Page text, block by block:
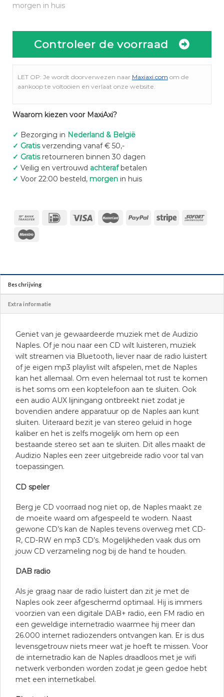
morgen in huis
Controleer de voorraad
LET OP: Je wordt doorverwezen naar Maxiaxi.com om de
aankoop te voltooien en verlaat onze website.
Waarom kiezen voor MaxiAxi?
✓ Bezorging in Nederland & België
✓ Gratisverzending vanaf € 50,-
✓ Gratisretourneren binnen 30 dagen
✓ Veilig en vertrouwd achterafbetalen
✓ Voor 22:00 besteld, morgenin huis
Beschrijving
Extra informatie
Geniet van je gewaardeerde muziek met de Audizio
Naples. Of je nou naar een CD wilt luisteren, muziek
wilt streamen via Bluetooth, liever naar de radio luistert
of je eigen mp3 playlist wilt afspelen, met de Naples
kan het allemaal. Om even helemaal tot rust te komen
is het soms om een koptelefoon aan te sluiten. Ook
een audio AUX lijningang ontbreekt niet zodat je
bovendien andere apparatuur op de Naples aan kunt
sluiten. Uiteraard bezit je van stereo geluid in hoge
kaliber en het is zelfs mogelijk om hem op een
bestaande stereo set aan te sluiten. Dit alles maakt de
Audizio Naples een zeer uitgebreide radio voor tal van
toepassingen.
CD speler
Berg je CD voorraad nog niet op, de Naples maakt ze
de moeite waard om afgespeeld te wodern. Naast
gewone CD’s kan de Naples tevens overweg met CD-
R, CD-RW en mp3 CD’s. Mogelijkheden vaak dus om
jouw CD verzameling nog bij de hand te houden.
DAB radio
Als je graag naar de radio luistert dan zit je met de
Naples ook zeer afgeschermd optimaal. Hij is immers
voorzien van een digitale DAB+ radio, een FM radio en
een geweldige internetradio waarmee hij meer dan
26.000 internet radiozenders ontvangen kan. Er is dus
levensgetrouw niets meer wat je hoeft te missen. Voor
de internetradio kan de Naples draadloos met je wifi
netwerk verbonden worden zodat je geen gedoe hebt
met een internetkabel.